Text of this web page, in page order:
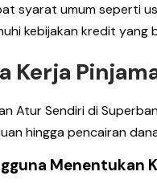
syarat umum seperti
kebijakan kredit yang
Kerja
Atur Sendiri di
hingga pencairan
Menentukan